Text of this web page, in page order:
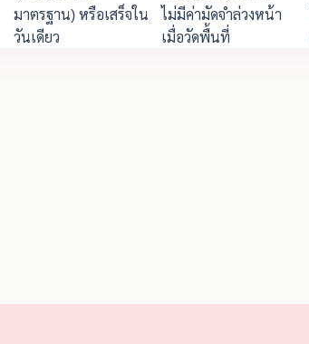
มาตรฐาน) หรือเสร็จใน
วันเดียว
ไม่มีค่ามัดจำล่วงหน้า
เมื่อวัดพื้นที่